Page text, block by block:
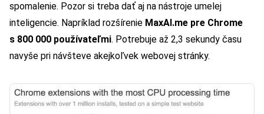
spomalenie. Pozor si treba dať aj na nástroje umelej
inteligencie. Napríklad rozšírenie MaxAI.me pre Chrome
s 800 000 používateľmi. Potrebuje až 2,3 sekundy času
navyše pri návšteve akejkoľvek webovej stránky.